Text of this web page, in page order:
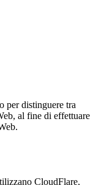
per distinguere tra
al fine di effettuare
CloudFlare,